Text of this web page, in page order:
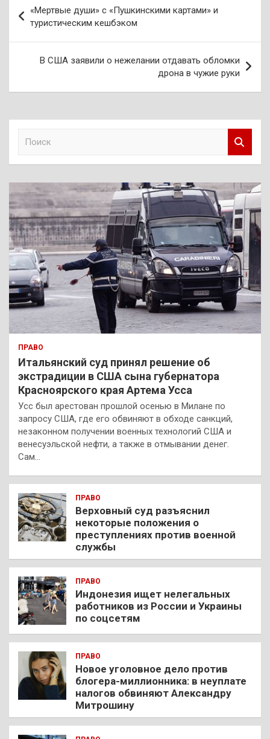
по
записям
«Мертвые души» с «Пушкинскими картами» и
туристическим кешбэком
В США заявили о нежелании отдавать обломки
дрона в чужие руки
к
ПРАВО
Итальянский суд принял решение об
экстрадиции в США сына губернатора
Красноярского края Артема Усса
Усс был арестован прошлой осенью в Милане по
запросу США, где его обвиняют в обходе санкций,
незаконном получении военных технологий США и
венесуэльской нефти, а также в отмывании денег.
Сам…
ПРАВО
Верховный суд разъяснил
некоторые положения о
преступлениях против военной
службы
ПРАВО
Индонезия ищет нелегальных
работников из России и Украины
по соцсетям
ПРАВО
Новое уголовное дело против
блогера-миллионника: в неуплате
налогов обвиняют Александру
Митрошину